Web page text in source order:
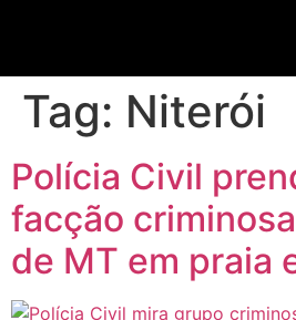
Tag: Niterói
Polícia Civil
facção
de MT em praia